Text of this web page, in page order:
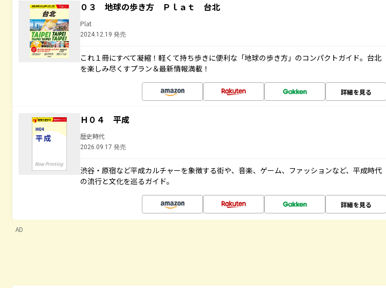
０３ 地球の歩き方 Ｐｌａｔ 台北
Plat
2024.12.19 発売
これ１冊にすべて凝縮！軽くて持ち歩きに便利な「地球の歩き方」のコンパクトガイド。台北
を楽しみ尽くすプラン＆最新情報満載！
詳細を見る
Ｈ０４ 平成
歴史時代
2026.09.17 発売
渋谷・原宿など平成カルチャーを象徴する街や、音楽、ゲーム、ファッションなど、平成時代
の流行と文化を巡るガイド。
詳細を見る
AD